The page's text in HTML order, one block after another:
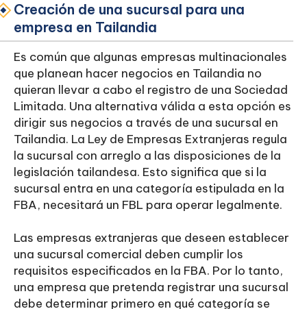
Creación de una sucursal para una
empresa en Tailandia
Es común que algunas empresas multinacionales
que planean hacer negocios en Tailandia no
quieran llevar a cabo el registro de una Sociedad
Limitada. Una alternativa válida a esta opción es
dirigir sus negocios a través de una sucursal en
Tailandia. La Ley de Empresas Extranjeras regula
la sucursal con arreglo a las disposiciones de la
legislación tailandesa. Esto significa que si la
sucursal entra en una categoría estipulada en la
FBA, necesitará un FBL para operar legalmente.
Las empresas extranjeras que deseen establecer
una sucursal comercial deben cumplir los
requisitos especificados en la FBA. Por lo tanto,
una empresa que pretenda registrar una sucursal
debe determinar primero en qué categoría se